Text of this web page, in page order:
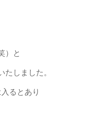
）と
しました。
るとあり